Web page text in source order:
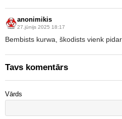
anonimikis
27.jūnijs 2025 18:17
Bembists kurwa, škodists vienk
Tavs komentārs
Vārds